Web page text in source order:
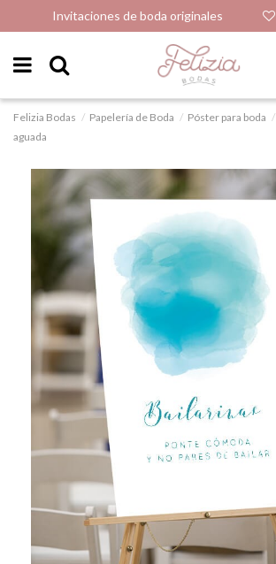
Invitaciones de boda originales
Felizia Bodas Papelería de Boda Póster para boda
aguada